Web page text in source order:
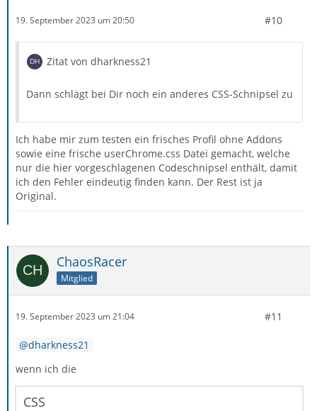
19. September 2023 um 20:50 #10
Zitat von dharkness21
Dann schlägt bei Dir noch ein anderes CSS-Schnipsel zu
Ich habe mir zum testen ein frisches Profil ohne Addons
sowie eine frische userChrome.css Datei gemacht, welche
nur die hier vorgeschlagenen Codeschnipsel enthält, damit
ich den Fehler eindeutig finden kann. Der Rest ist ja
Original.
ChaosRacer
Mitglied
19. September 2023 um 21:04 #11
dharkness21
wenn ich die
CSS